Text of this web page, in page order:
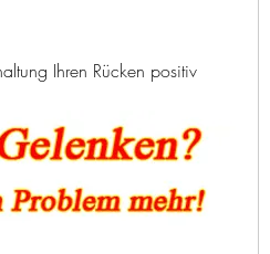
Ihren Rücken positiv